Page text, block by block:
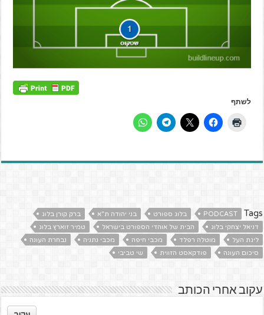
לשתף
Tags
PODCAST בלוג ספורט בני יהודה ת"א
ברק קורן בלוג
דניאל יצחקי בלוג
הבית של אוהדי הספורט בישראל
טמיר זוארץ בלוג
ליגת העל
מוטלה רפלד מכבי חיפה מכבי נתניה
נבחרת העונה
סיכום העונה
פודקאסט הזווית שי טביבי
עקוב אחרי הכותב